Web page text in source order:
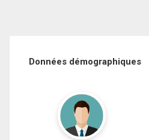
Données démographiques